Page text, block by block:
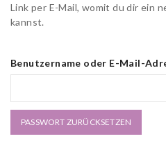
Link per E-Mail, womit du dir ein
kannst.
Benutzername oder E-Mail-
PASSWORT ZURÜCKSETZEN